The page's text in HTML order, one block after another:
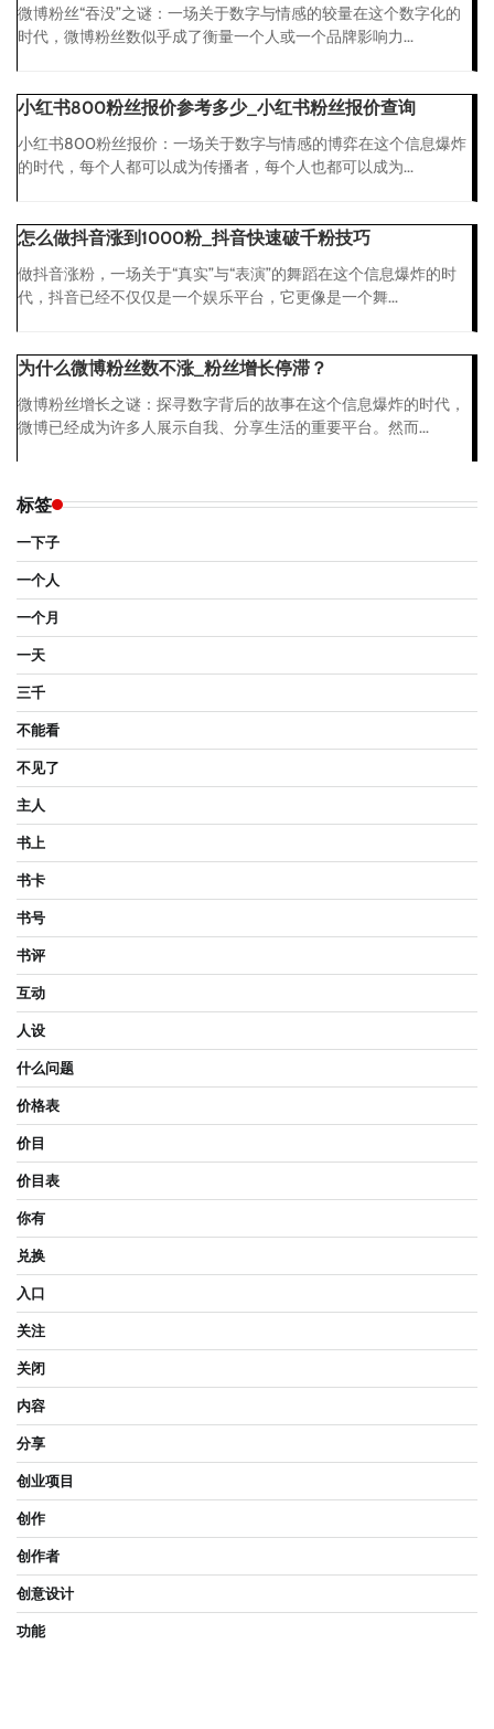
微博粉丝“吞没”之谜：一场关于数字与情感的较量在这个数字化的
时代，微博粉丝数似乎成了衡量一个人或一个品牌影响力...
小红书800粉丝报价参考多少_小红书粉丝报价查询
小红书800粉丝报价：一场关于数字与情感的博弈在这个信息爆炸
的时代，每个人都可以成为传播者，每个人也都可以成为...
怎么做抖音涨到1000粉_抖音快速破千粉技巧
做抖音涨粉，一场关于“真实”与“表演”的舞蹈在这个信息爆炸的时
代，抖音已经不仅仅是一个娱乐平台，它更像是一个舞...
为什么微博粉丝数不涨_粉丝增长停滞？
微博粉丝增长之谜：探寻数字背后的故事在这个信息爆炸的时代，
微博已经成为许多人展示自我、分享生活的重要平台。然而...
标签
一下子
一个人
一个月
一天
三千
不能看
不见了
主人
书上
书卡
书号
书评
互动
人设
什么问题
价格表
价目
价目表
你有
兑换
入口
关注
关闭
内容
分享
创业项目
创作
创作者
创意设计
功能